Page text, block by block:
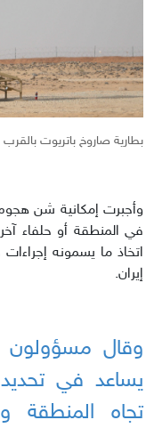
بطارية صاروخ باتريوت
وأجبرت إمكانية شن هجوم
في المنطقة أو حلفاء
اتخاذ ما يسمونه
إيران.
وقال مسؤولون
يساعد في تحديد
تجاه